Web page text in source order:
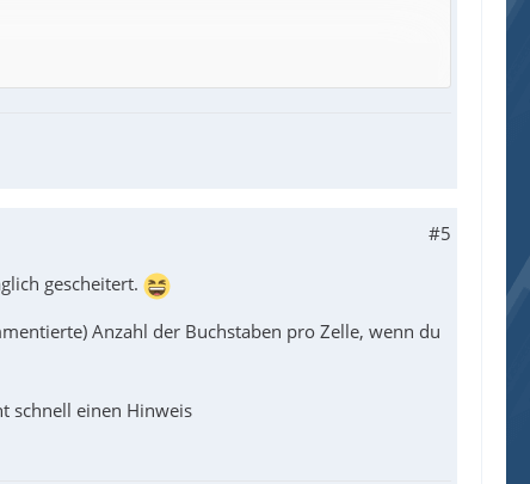
#5
gescheitert.
Anzahl der Buchstaben pro Zelle, wenn du
schnell einen Hinweis